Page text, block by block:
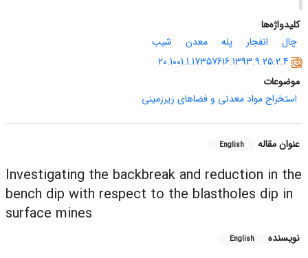
کلیدواژه‌ها
چال
انفجار پله معدن
شیب
20.1001.1.17357616.1393.9.25.2.4
موضوعات
استخراج مواد معدنی و فضاهای زیرزمینی
عنوان مقاله English
Investigating the backbreak and reduction in the
bench dip with respect to the blastholes dip in
surface mines
نویسنده English